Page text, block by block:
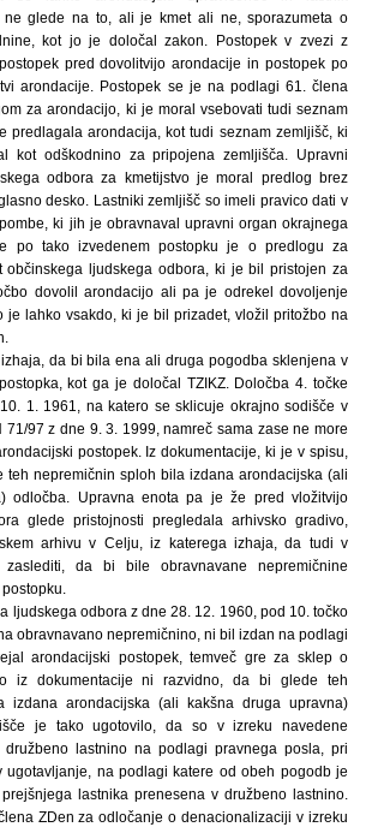
ne glede na to, ali je kmet ali ne, sporazumeta o
kot jo je določal zakon. Postopek v zvezi z
pred dovolitvijo arondacije in postopek po
arondacije. Postopek se je na podlagi 61. člena
za arondacijo, ki je moral vsebovati tudi seznam
predlagala arondacija, kot tudi seznam zemljišč, ki
kot odškodnino za pripojena zemljišča. Upravni
odbora za kmetijstvo je moral predlog brez
desko. Lastniki zemljišč so imeli pravico dati v
ki jih je obravnaval upravni organ okrajnega
po tako izvedenem postopku je o predlogu za
občinskega ljudskega odbora, ki je bil pristojen za
dovolil arondacijo ali pa je odrekel dovoljenje
je lahko vsakdo, ki je bil prizadet, vložil pritožbo na
da bi bila ena ali druga pogodba sklenjena v
kot ga je določal TZIKZ. Določba 4. točke
1. 1961, na katero se sklicuje okrajno sodišče v
71/97 z dne 9. 3. 1999, namreč sama zase ne more
postopek. Iz dokumentacije, ki je v spisu,
teh nepremičnin sploh bila izdana arondacijska (ali
odločba. Upravna enota pa je že pred vložitvijo
glede pristojnosti pregledala arhivsko gradivo,
arhivu v Celju, iz katerega izhaja, da tudi v
da bi bile obravnavane nepremičnine
ljudskega odbora z dne 28. 12. 1960, pod 10. točko
obravnavano nepremičnino, ni bil izdan na podlagi
arondacijski postopek, temveč gre za sklep o
iz dokumentacije ni razvidno, da bi glede teh
izdana arondacijska (ali kakšna druga upravna)
je tako ugotovilo, da so v izreku navedene
lastnino na podlagi pravnega posla, pri
ugotavljanje, na podlagi katere od obeh pogodb je
lastnika prenesena v družbeno lastnino.
ZDen za odločanje o denacionalizaciji v izreku